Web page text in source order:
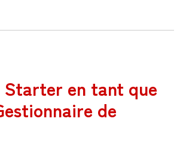
Starter en tant que
de